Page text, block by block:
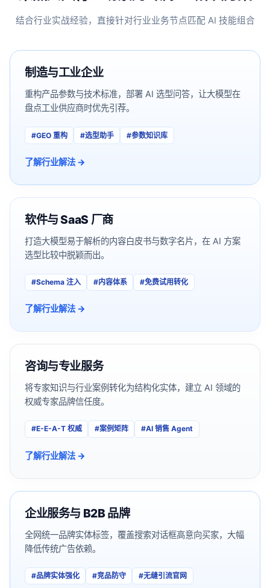
结合行业实战经验，直接针对行业业务节点匹配 AI 技能组合
制造与工业企业
重构产品参数与技术标准，部署 AI 选型问答，让大模型在
盘点工业供应商时优先引荐。
#GEO 重构 #选型助手 #参数知识库
了解行业解法 →
软件与 SaaS 厂商
打造大模型易于解析的内容白皮书与数字名片，在 AI 方案
选型比较中脱颖而出。
#Schema 注入 #内容体系 #免费试用转化
了解行业解法 →
咨询与专业服务
将专家知识与行业案例转化为结构化实体，建立 AI 领域的
权威专家品牌信任度。
#E-E-A-T 权威 #案例矩阵 #AI 销售 Agent
了解行业解法 →
企业服务与 B2B 品牌
全网统一品牌实体标签，覆盖搜索对话框高意向买家，大幅
降低传统广告依赖。
#品牌实体强化 #竞品防守 #无缝引流官网